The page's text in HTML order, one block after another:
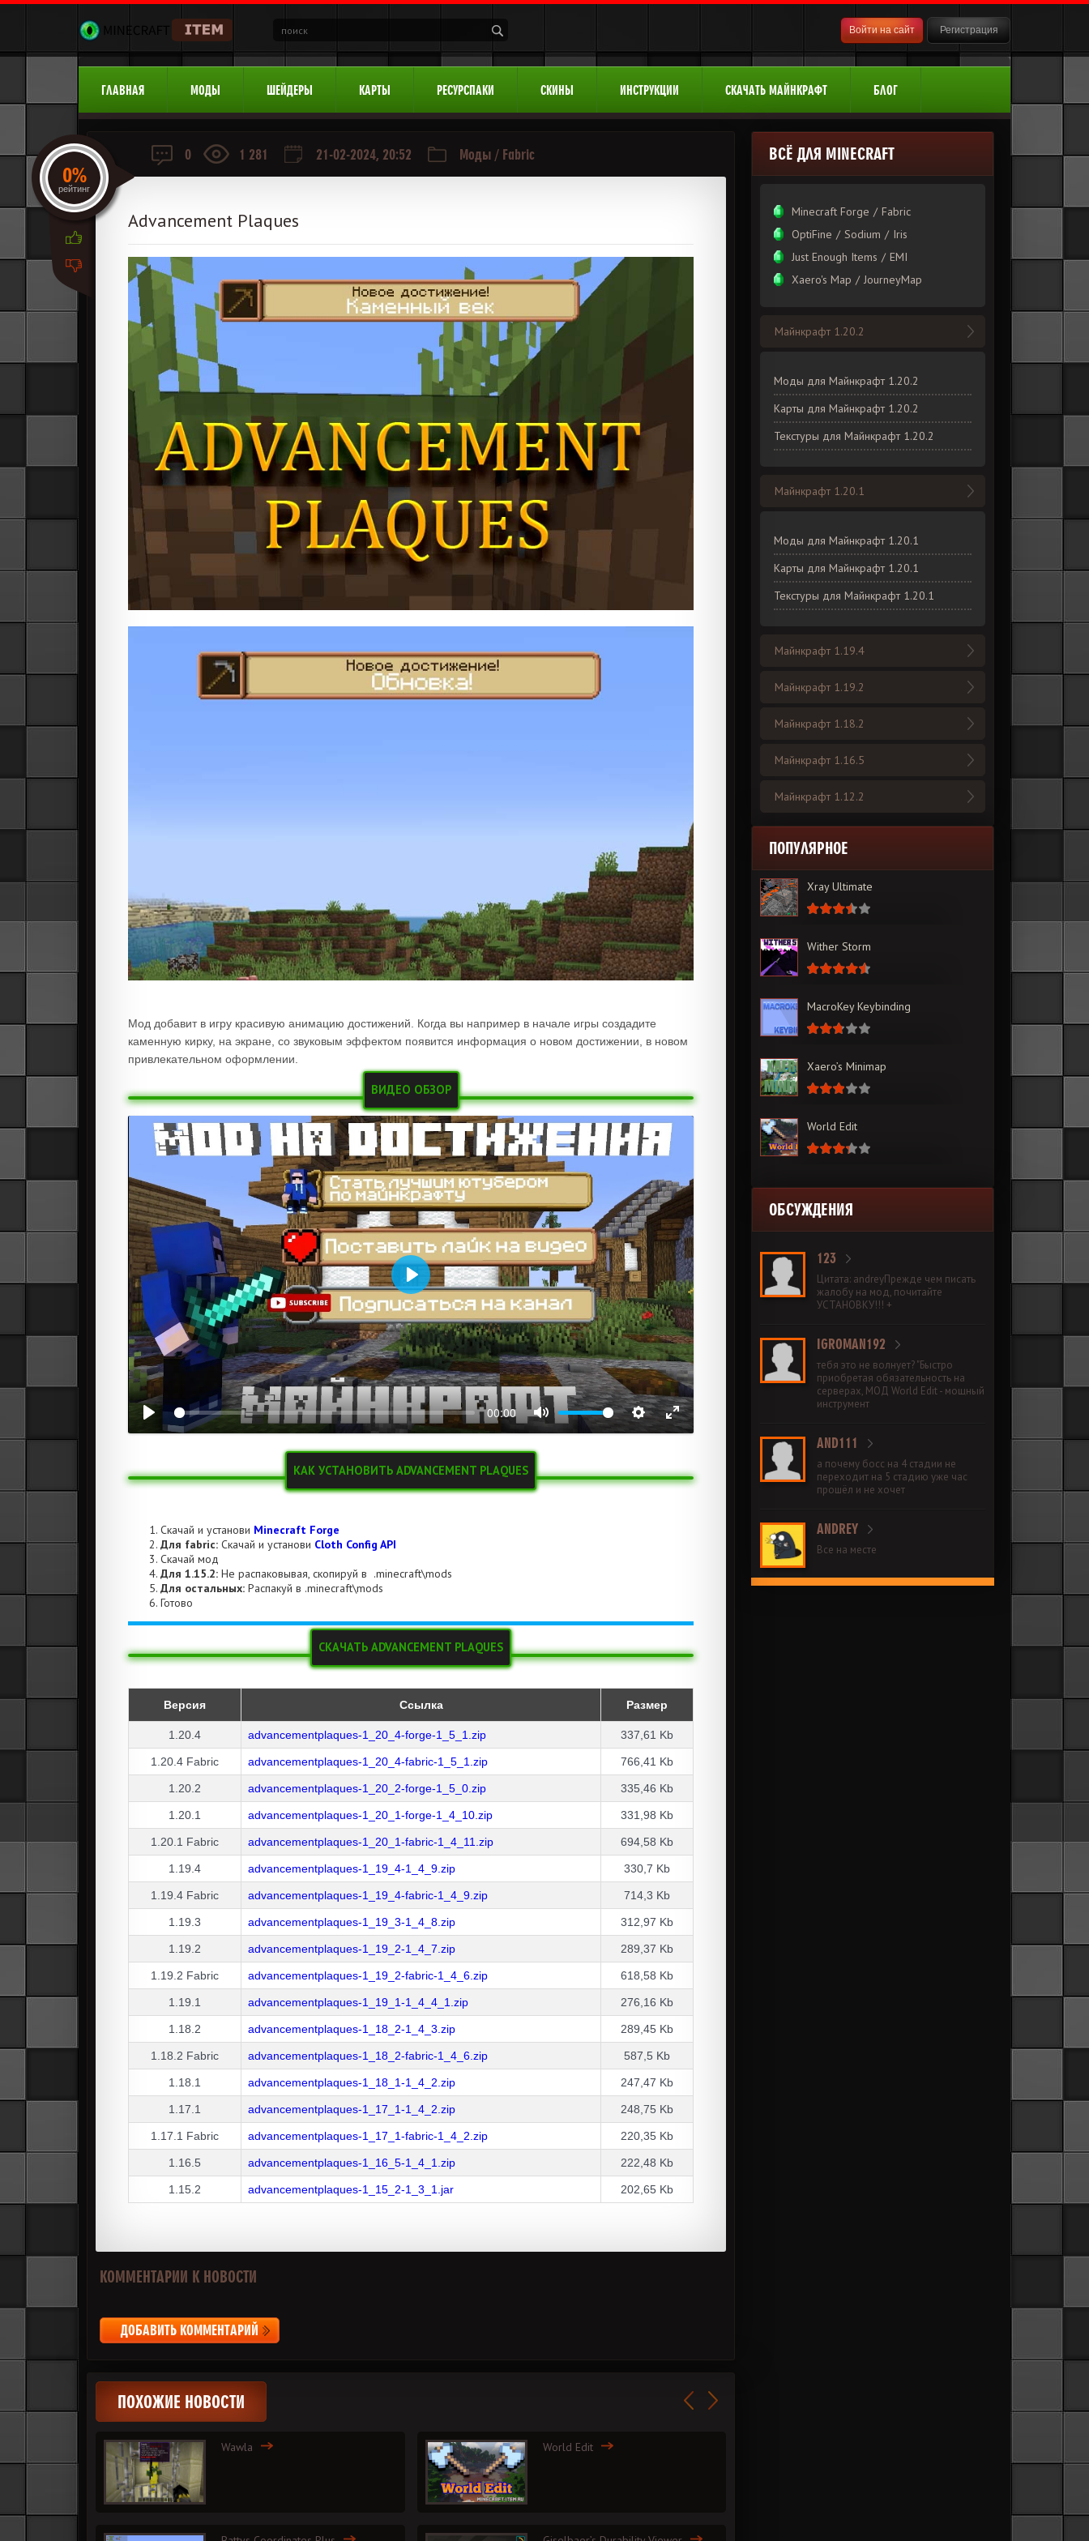
Войти на сайт Регистрация
ГЛАВНАЯ МОДЫ ШЕЙДЕРЫ КАРТЫ РЕСУРСПАКИ СКИНЫ ИНСТРУКЦИИ СКАЧАТЬ МАЙНКРАФТ БЛОГ
0 1 281 21-02-2024, 20:52 Моды / Fabric
Advancement Plaques
Мод добавит в игру красивую анимацию достижений. Когда вы например в начале игры создадите
каменную кирку, на экране, со звуковым эффектом появится информация о новом достижении, в новом
привлекательном оформлении.
ВИДЕО ОБЗОР
00:00
Воспроизвести
КАК УСТАНОВИТЬ ADVANCEMENT PLAQUES
Скачай и установи Minecraft Forge
Для fabric: Скачай и установи Cloth Config API
Скачай мод
Для 1.15.2: Не распаковывая, скопируй в .minecraft\mods
Для остальных: Распакуй в .minecraft\mods
Готово
СКАЧАТЬ ADVANCEMENT PLAQUES
Версия Ссылка Размер
1.20.4 advancementplaques-1_20_4-forge-1_5_1.zip 337,61 Kb
1.20.4 Fabric advancementplaques-1_20_4-fabric-1_5_1.zip 766,41 Kb
1.20.2 advancementplaques-1_20_2-forge-1_5_0.zip 335,46 Kb
1.20.1 advancementplaques-1_20_1-forge-1_4_10.zip 331,98 Kb
1.20.1 Fabric advancementplaques-1_20_1-fabric-1_4_11.zip 694,58 Kb
1.19.4 advancementplaques-1_19_4-1_4_9.zip 330,7 Kb
1.19.4 Fabric advancementplaques-1_19_4-fabric-1_4_9.zip 714,3 Kb
1.19.3 advancementplaques-1_19_3-1_4_8.zip 312,97 Kb
1.19.2 advancementplaques-1_19_2-1_4_7.zip 289,37 Kb
1.19.2 Fabric advancementplaques-1_19_2-fabric-1_4_6.zip 618,58 Kb
1.19.1 advancementplaques-1_19_1-1_4_4_1.zip 276,16 Kb
1.18.2 advancementplaques-1_18_2-1_4_3.zip 289,45 Kb
1.18.2 Fabric advancementplaques-1_18_2-fabric-1_4_6.zip 587,5 Kb
1.18.1 advancementplaques-1_18_1-1_4_2.zip 247,47 Kb
1.17.1 advancementplaques-1_17_1-1_4_2.zip 248,75 Kb
1.17.1 Fabric advancementplaques-1_17_1-fabric-1_4_2.zip 220,35 Kb
1.16.5 advancementplaques-1_16_5-1_4_1.zip 222,48 Kb
1.15.2 advancementplaques-1_15_2-1_3_1.jar 202,65 Kb
0%
рейтинг
КОММЕНТАРИИ К НОВОСТИ
ДОБАВИТЬ КОММЕНТАРИЙ
ПОХОЖИЕ НОВОСТИ
Wawla World Edit
ВСЁ ДЛЯ MINECRAFT
Minecraft Forge / Fabric
OptiFine / Sodium / Iris
Just Enough Items / EMI
Xаero's Mаp / JourneyMap
Майнкрафт 1.20.2
Моды для Майнкрафт 1.20.2
Карты для Майнкрафт 1.20.2
Текстуры для Майнкрафт 1.20.2
Майнкрафт 1.20.1
Моды для Майнкрафт 1.20.1
Карты для Майнкрафт 1.20.1
Текстуры для Майнкрафт 1.20.1
Майнкрафт 1.19.4
Майнкрафт 1.19.2
Майнкрафт 1.18.2
Майнкрафт 1.16.5
Майнкрафт 1.12.2
ПОПУЛЯРНОЕ
Xray Ultimate
Wither Storm
MacroKey Keybinding
Xaero’s Minimap
World Edit
ОБСУЖДЕНИЯ
123
Цитата: andreyПрежде чем писать
жалобу на мод, почитайте
УСТАНОВКУ!!! +
IGROMAN192
тебя это не волнует? "Быстро
приобретая обязательность на
серверах, МОД World Edit - мощный
инструмент
AND111
а почему босс на 4 стадии не
переходит на 5 стадию уже час
прошёл и не хочет
ANDREY
Все на месте